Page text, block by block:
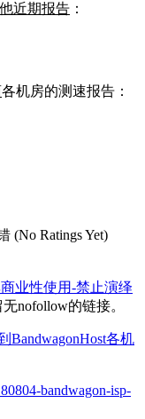
近期报告 ：
各机房的测速报告：
(No Ratings Yet)
业性使用-禁止演绎
nofollow的链接。
BandwagonHost各机
bandwagon-isp-